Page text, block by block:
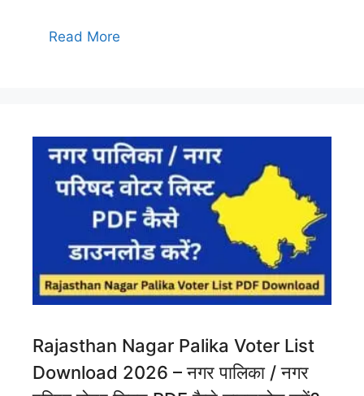
Read More
Rajasthan Nagar Palika Voter List
Download 2026 – नगर पालिका / नगर